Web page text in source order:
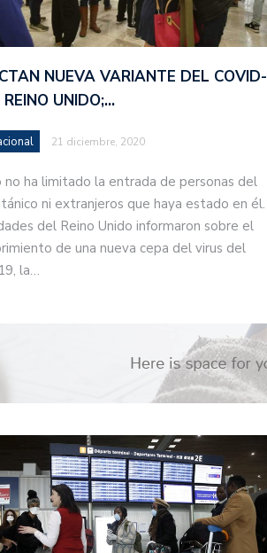
NUEVA VARIANTE DEL COVID-
REINO UNIDO;…
21 diciembre, 2020
no ha limitado la entrada de personas del
ni extranjeros que haya estado en él.
del Reino Unido informaron sobre el
de una nueva cepa del virus del
la…